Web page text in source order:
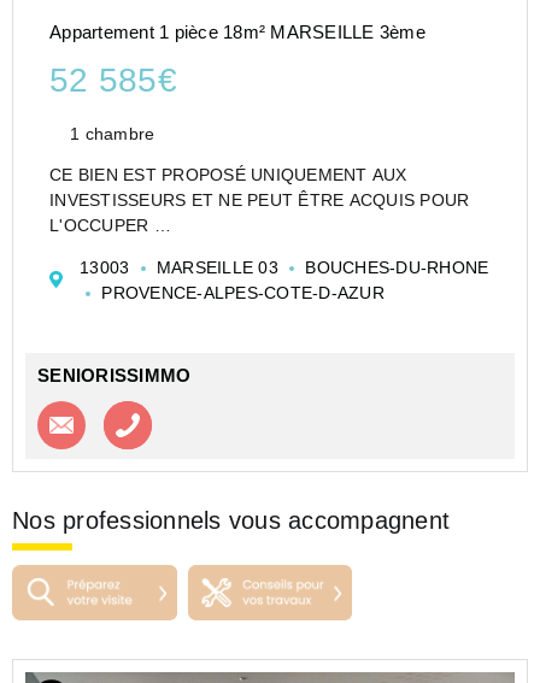
Appartement 1 pièce 18m² MARSEILLE 3ème
52 585€
1 chambre
CE BIEN EST PROPOSÉ UNIQUEMENT AUX
INVESTISSEURS ET NE PEUT ÊTRE ACQUIS POUR
L'OCCUPER
ETUDIANTE DE TYPE STUDIO DE 18 M² À
MARSEILLE - STUDÉA EUROMÉDITÉRANNÉE - LES
13003 MARSEILLE 03
BOUCHES-DU-RHONE
PROVENCE-ALPES-COTE-D-AZUR
SENIORISSIMMO
Contacter l'agence
Nos professionnels vous accompagnent